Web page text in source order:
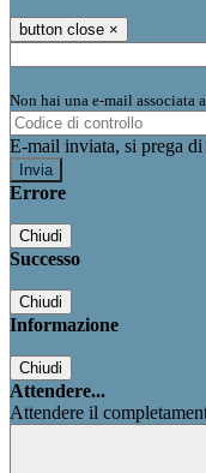
button close ×
Non hai una e-mail associata
E-mail inviata, si prega
Errore
Chiudi
Successo
Chiudi
Informazione
Chiudi
Attendere...
Attendere il